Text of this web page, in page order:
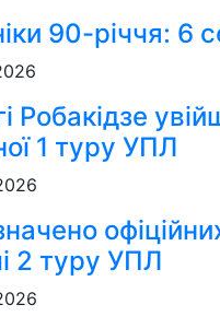
90-річчя: 6
Робакідзе
1 туру УПЛ
2 туру УПЛ